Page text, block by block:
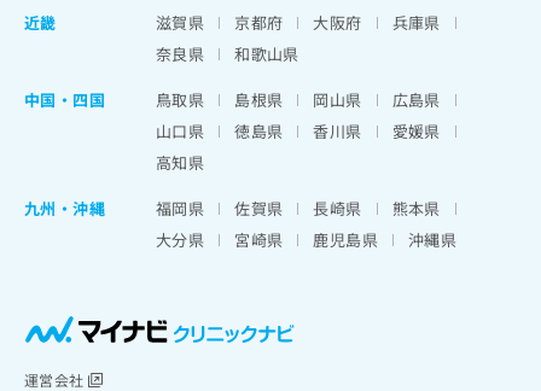
近畿
滋賀県 京都府 大阪府
兵庫県
奈良県
和歌山県
中国・四国
鳥取県 島根県 岡山県
広島県
山口県
徳島県 香川県
愛媛県
高知県
九州・沖縄
福岡県 佐賀県 長崎県
熊本県
大分県
宮崎県 鹿児島県 沖縄県
運営会社